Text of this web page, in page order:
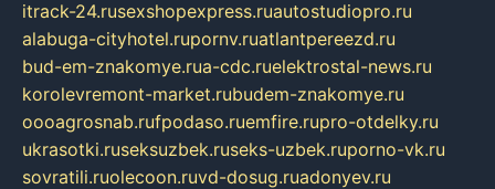
itrack-24.rusexshopexpress.ruautostudiopro.ru
alabuga-cityhotel.rupornv.ruatlantpereezd.ru
bud-em-znakomye.rua-cdc.ruelektrostal-news.ru
korolevremont-market.rubudem-znakomye.ru
oooagrosnab.rufpodaso.ruemfire.rupro-otdelky.ru
ukrasotki.ruseksuzbek.ruseks-uzbek.ruporno-vk.ru
sovratili.ruolecoon.ruvd-dosug.ruadonyev.ru